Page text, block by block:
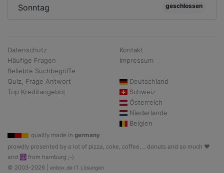
Sonntag geschlossen
Datenschutz
Häufige Fragen
Beliebte Suchbegriffe
Quiz, Frage Antwort
Top Kreditangebot
Kontakt
Impressum
Deutschland
Schweiz
Österreich
Niederlande
Belgien
quality made in germany
prowdly presented by a lot of pizza, coke, coffee, .. donuts and so much ♥
and ☮ from hamburg ;-)
© 2003-2026 | enbox.de IT Lösungen